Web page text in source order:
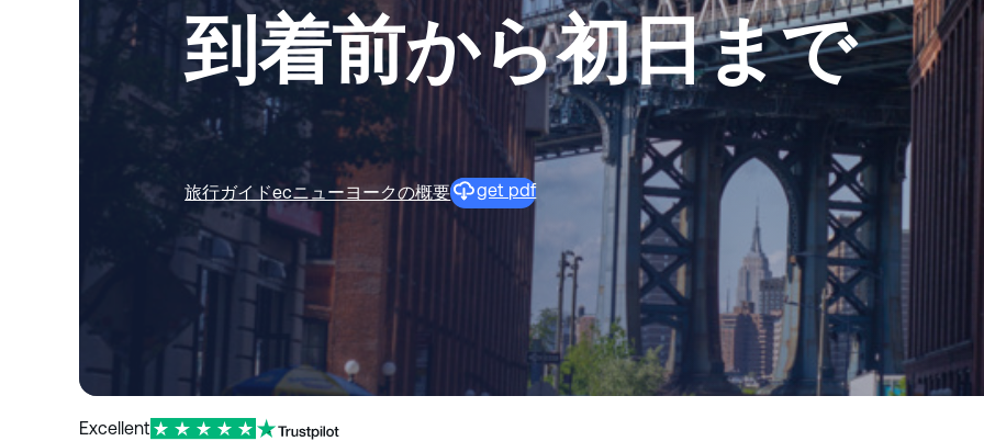
到着前から初日まで
旅行ガイドecニューヨークの概要 get pdf
Excellent